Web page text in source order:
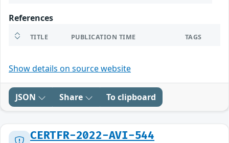
References
TITLE PUBLICATION TIME TAGS
Show details on source website
JSON Share To clipboard
CERTFR-2022-AVI-544